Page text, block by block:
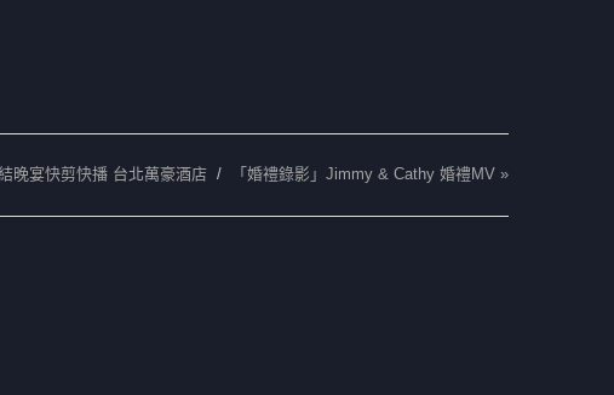
晚宴快剪快播 台北萬豪酒店 / 「婚禮錄影」Jimmy & Cathy 婚禮MV »